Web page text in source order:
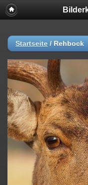
Startseite / Rehbock